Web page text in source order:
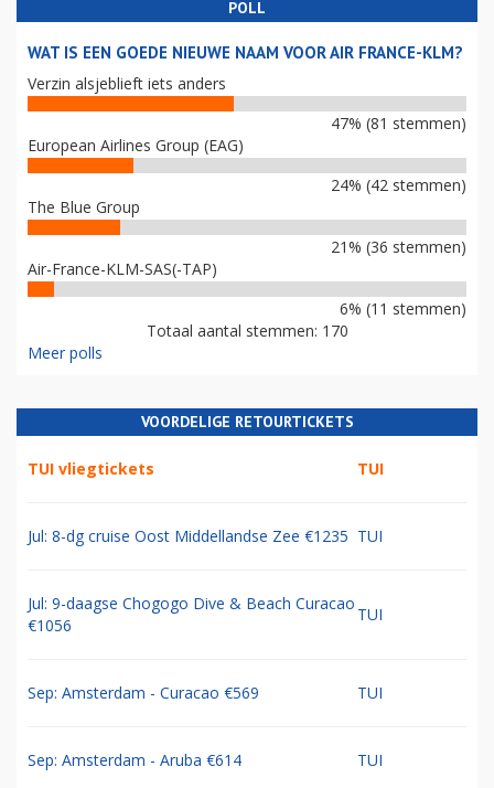
POLL
WAT IS EEN GOEDE NIEUWE NAAM VOOR AIR FRANCE-KLM?
Verzin alsjeblieft iets anders
47% (81 stemmen)
European Airlines Group (EAG)
24% (42 stemmen)
The Blue Group
21% (36 stemmen)
Air-France-KLM-SAS(-TAP)
6% (11 stemmen)
Totaal aantal stemmen: 170
Meer polls
VOORDELIGE RETOURTICKETS
TUI vliegtickets TUI
Jul: 8-dg cruise Oost Middellandse Zee €1235 TUI
Jul: 9-daagse Chogogo Dive & Beach Curacao
€1056
TUI
Sep: Amsterdam - Curacao €569 TUI
Sep: Amsterdam - Aruba €614 TUI